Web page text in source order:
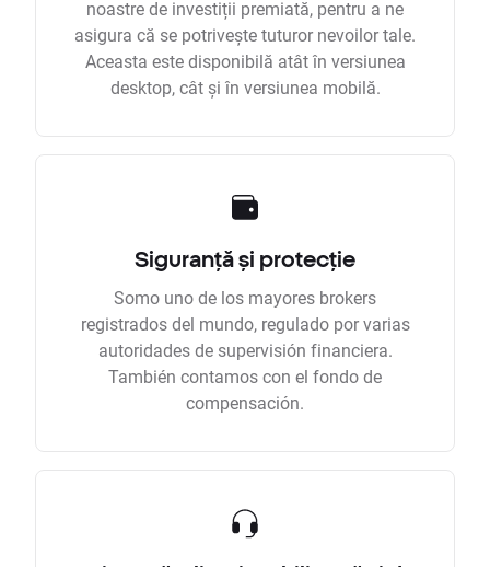
noastre de investiții premiată, pentru a ne
asigura că se potrivește tuturor nevoilor tale.
Aceasta este disponibilă atât în versiunea
desktop, cât și în versiunea mobilă.
Siguranță și protecție
Somo uno de los mayores brokers
registrados del mundo, regulado por varias
autoridades de supervisión financiera.
También contamos con el fondo de
compensación.